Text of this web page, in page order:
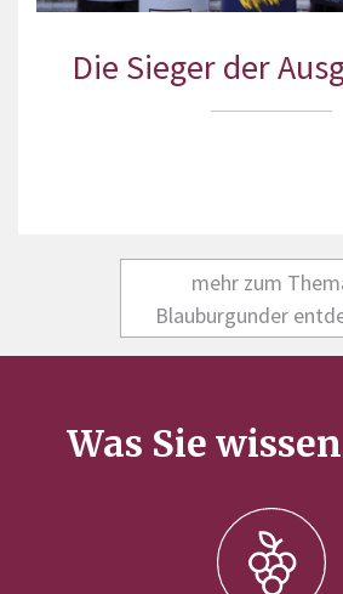
Die Sieger der
mehr zum
Blauburgunder
Was Sie